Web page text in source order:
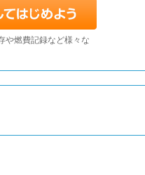
や燃費記録など様々な